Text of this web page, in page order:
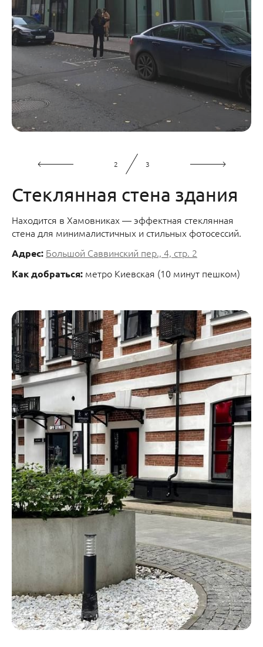
2 3
Стеклянная стена здания
Находится в Хамовниках — эффектная стеклянная
стена для минималистичных и стильных фотосессий.
Адрес: Большой Саввинский пер., 4, стр. 2
Как добраться: метро Киевская (10 минут пешком)